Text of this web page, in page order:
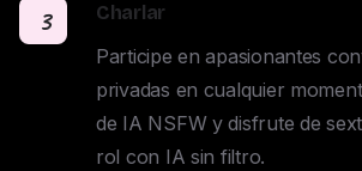
3 Charlar
Participe en apasionantes
privadas en cualquier
de IA NSFW y disfrute de
rol con IA sin filtro.